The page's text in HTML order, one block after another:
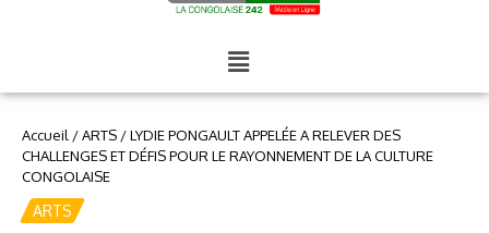
Accueil /ARTS /LYDIE PONGAULT APPELÉE A RELEVER DES
CHALLENGES ET DÉFIS POUR LE RAYONNEMENT DE LA CULTURE
CONGOLAISE
ARTS